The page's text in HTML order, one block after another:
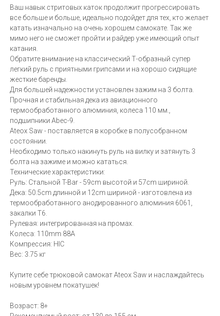
Ваш навык стритовых каток продолжит прогрессировать
все больше и больше, идеально подойдет для тех, кто желает
катать изначально на очень хорошем самокате. Так же
мимо него не сможет пройти и райдер уже имеющий опыт
катания.
Обратите внимание на классический Т-образный супер
легкий руль с приятными грипсами и на хорошо сидящие
жесткие баренды.
Для большей надежности установлен зажим на 3 болта.
Прочная и стабильная дека из авиационного
термообработанного алюминия, колеса 110 мм.,
подшипники Abec-9.
Ateox Saw - поставляется в коробке в полусобранном
состоянии.
Необходимо только накинуть руль на вилку и затянуть 3
болта на зажиме и можно кататься.
Технические характеристики:
Руль: Стальной T-Bar - 59cm высотой и 57cm шириной.
Дека: 50.5cm длинной и 12cm шириной - изготовлена из
термообработанного анодированного алюминия 6061,
закалки Т6.
Рулевая: интегрированная на промах.
Колеса: 110mm 88A
Компрессия: HIC
Вес: 3.75 кг
Купите себе трюковой самокат Ateox Saw и наслаждайтесь
новым уровнем покатушек!
Возраст: 8+